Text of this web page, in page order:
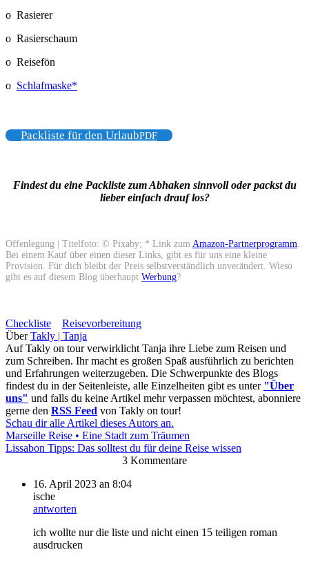
o Rasierer
o Rasierschaum
o Reisefön
o Schlafmaske*
Packliste für den UrlaubPDF
Findest du eine Packliste zum Abhaken sinnvoll oder packst du
lieber einfach drauf los?
Offenlegung | Titelfoto: © Pixaby; * Link zum Amazon-Partnerprogramm
Bei einem Kauf über einen dieser Links, gibt es für uns eine kleine
Provision. Für dich bleibt der Preis selbstverständlich unverändert. Wieso
gibt es auf diesem Blog überhaupt Werbung?
Checkliste
Reisevorbereitung
ÜberTakly | Tanja
Auf Takly on tour verwirklicht Tanja ihre Liebe zum Reisen und
zum Schreiben. Ihr macht es großen Spaß ausführlich zu berichten
und Erfahrungen weiterzugeben. Die Schwerpunkte des Blogs
findest du in der Seitenleiste, alle Einzelheiten gibt es unter "Über
uns" und falls du keine Artikel mehr verpassen möchtest, abonniere
gerne den RSS Feed von Takly on tour!
Schau dir alle Artikel dieses Autors an.
Marseille Reise • Eine Stadt zum Träumen
Lissabon Tipps: Das solltest du für deine Reise wissen
3 Kommentare
16. April 2023 an 8:04
ische
antworten
ich wollte nur die liste und nicht einen 15 teiligen roman
ausdrucken